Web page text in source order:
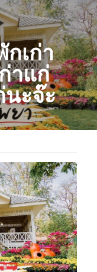
เก่า
าแก่
ะจ๊ะ